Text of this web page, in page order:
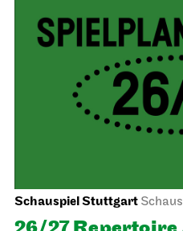
For families
The Three
Hall of Mirrors
19.03.2027